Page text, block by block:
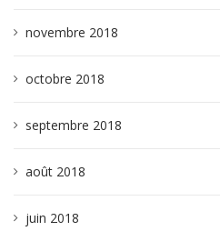
novembre 2018
octobre 2018
septembre 2018
août 2018
juin 2018